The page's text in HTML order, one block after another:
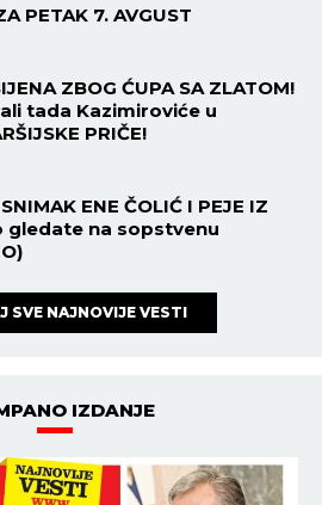
PETAK 7. AVGUST
ZBOG ĆUPA SA ZLATOM!
tada Kazimiroviće u
PRIČE!
ENE ČOLIĆ I PEJE IZ
gledate na sopstvenu
SVE NAJNOVIJE VESTI
IZDANJE